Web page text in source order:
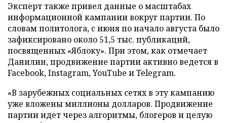
Эксперт также привел данные о масштабах
информационной кампании вокруг партии. По
словам политолога, с июня по начало августа было
зафиксировано около 51,5 тыс. публикаций,
посвященных «Яблоку». При этом, как отмечает
Данилин, продвижение партии активно ведется в
Facebook, Instagram, YouTube и Telegram.
«В зарубежных социальных сетях в эту кампанию
уже вложены миллионы долларов. Продвижение
партии идет через алгоритмы, блогеров и целую